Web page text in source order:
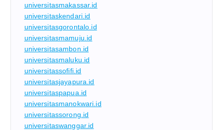
universitasmakassar.id
universitaskendari.id
universitasgorontalo.id
universitasmamuju.id
universitasambon.id
universitasmaluku.id
universitassofifi.id
universitasjayapura.id
universitaspapua.id
universitasmanokwari.id
universitassorong.id
universitaswanggar.id